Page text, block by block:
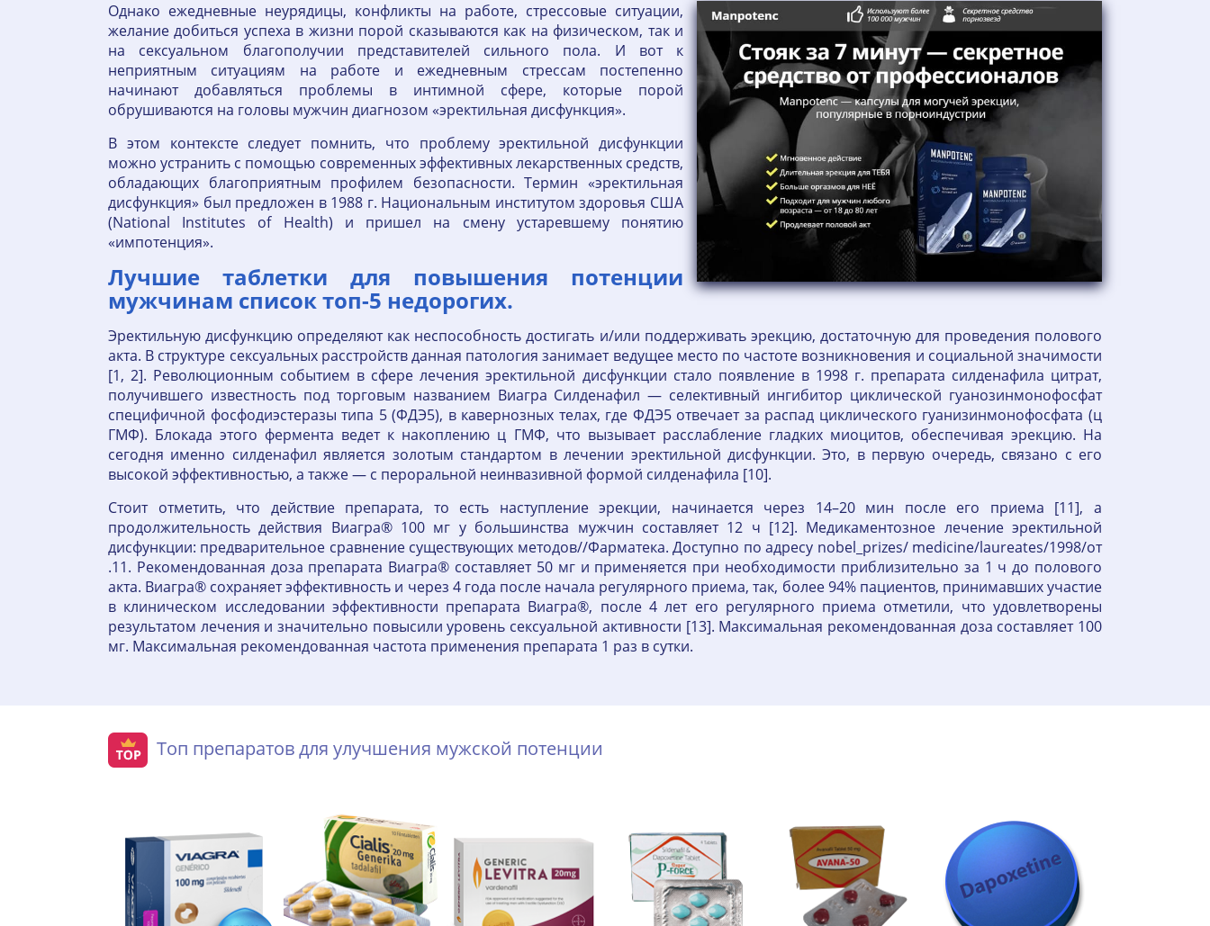
Однако ежедневные неурядицы, конфликты на работе, стрессовые ситуации,
желание добиться успеха в жизни порой сказываются как на физическом, так и
на сексуальном благополучии представителей сильного пола. И вот к
неприятным ситуациям на работе и ежедневным стрессам постепенно
начинают добавляться проблемы в интимной сфере, которые порой
обрушиваются на головы мужчин диагнозом «эректильная дисфункция».
В этом контексте следует помнить, что проблему эректильной дисфункции
можно устранить с помощью современных эффективных лекарственных средств,
обладающих благоприятным профилем безопасности. Термин «эректильная
дисфункция» был предложен в 1988 г. Национальным институтом здоровья США
(National Institutes of Health) и пришел на смену устаревшему понятию
«импотенция».
Лучшие таблетки для повышения потенции
мужчинам список топ-5 недорогих.
Эректильную дисфункцию определяют как неспособность достигать и/или поддерживать эрекцию, достаточную для проведения полового
акта. В структуре сексуальных расстройств данная патология занимает ведущее место по частоте возникновения и социальной значимости
[1, 2]. Революционным событием в сфере лечения эректильной дисфункции стало появление в 1998 г. препарата силденафила цитрат,
получившего известность под торговым названием Виагра Силденафил — селективный ингибитор циклической гуанозинмонофосфат
специ­фичной фосфоди­эстеразы типа 5 (ФДЭ5), в кавернозных телах, где ФДЭ5 отвечает за распад циклического гуанизинмонофосфата (ц
ГМФ). Блокада этого фермента ведет к накоплению ц ГМФ, что вызывает расслабление гладких миоцитов, обеспечивая эрекцию. На
сегодня именно силденафил является золотым стандартом в лечении эректильной дисфункции. Это, в первую очередь, связано с его
высокой эффективностью, а также — с пероральной неинвазивной формой силденафила [10].
Стоит отметить, что действие препарата, то есть наступление эрекции, начинается через 14–20 мин после его приема [11], а
продолжительность действия Виагра® 100 мг у большинства мужчин составляет 12 ч [12]. Медикаментозное лечение эректильной
дисфункции: предварительное сравнение существующих методов//Фарматека. Доступно по адресу nobel_prizes/ medicine/laureates/1998/от
.11. Рекомендованная доза препарата Виагра® составляет 50 мг и применяется при необходимости приблизительно за 1 ч до полового
акта. Виагра® сохраняет эффективность и через 4 года после начала регулярного приема, так, более 94% пациентов, принимавших участие
в клиническом исследовании эффективности препарата Виагра®, после 4 лет его регулярного приема отметили, что удовлетворены
результатом лечения и значительно повысили уровень сексуальной активности [13]. Максимальная рекомендованная доза составляет 100
мг. Максимальная рекомендованная частота применения препарата 1 раз в сутки.
Топ препаратов для улучшения мужской потенции